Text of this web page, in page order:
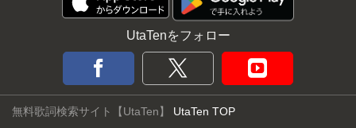
UtaTenをフォロー
無料歌詞検索サイト【UtaTen】 UtaTen TOP